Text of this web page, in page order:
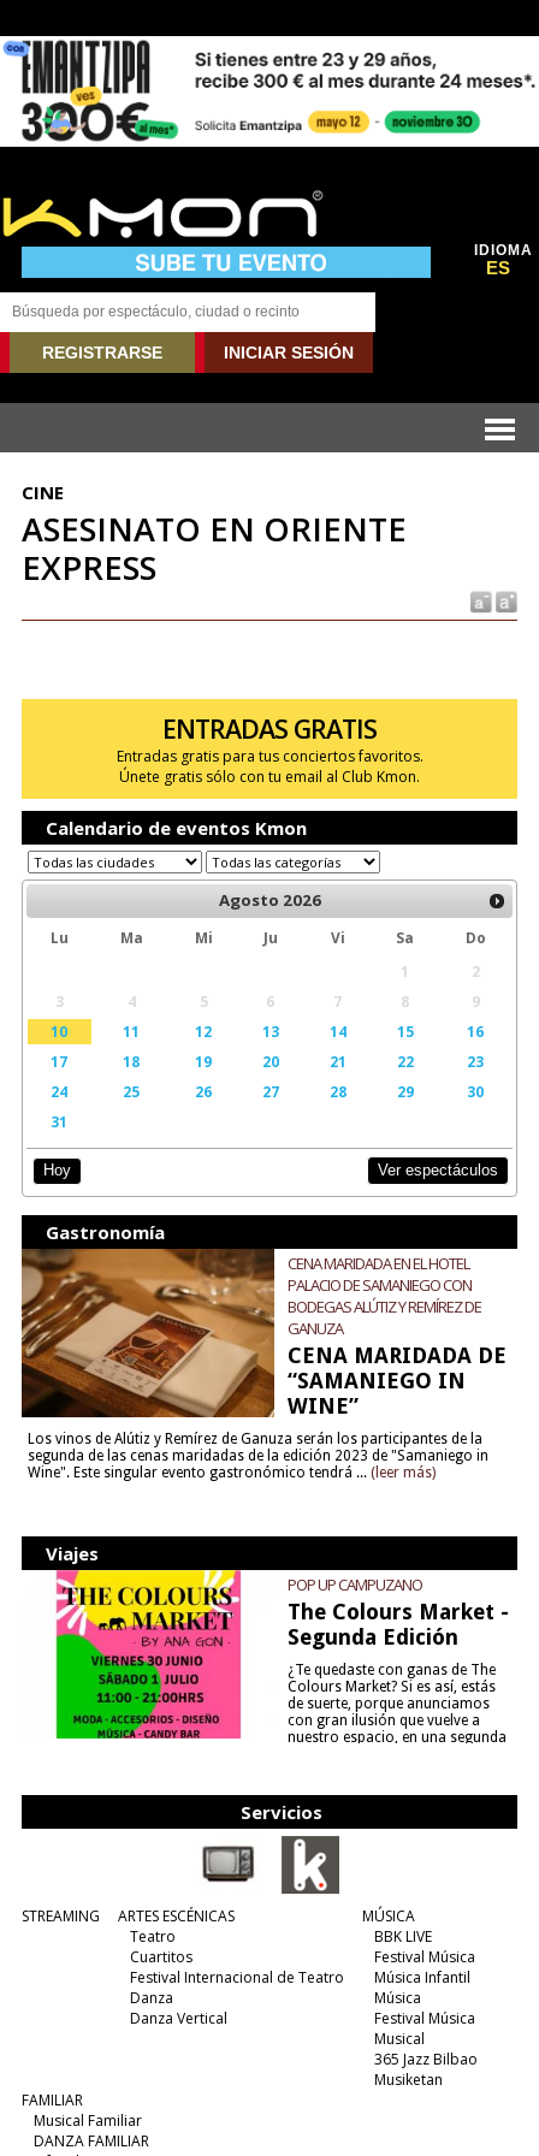
IDIOMA
ES
REGISTRARSE INICIAR SESIÓN
CINE
ASESINATO EN ORIENTE
EXPRESS
ENTRADAS GRATIS
Entradas gratis para tus conciertos favoritos.
Únete gratis sólo con tu email al Club Kmon.
Calendario de eventos Kmon
Agosto 2026
Lu Ma Mi Ju Vi Sa
Do
1
2
3
4 5 6 7 8
9
10
11 12 13 14 15
16
17
18 19 20 21 22
23
24
25 26 27 28 29
30
31
Hoy Ver espectáculos
Gastronomía
CENA MARIDADA EN EL HOTEL
PALACIO DE SAMANIEGO CON
BODEGAS ALÚTIZ Y REMÍREZ DE
GANUZA
CENA MARIDADA DE
“SAMANIEGO IN
WINE”
Los vinos de Alútiz y Remírez de Ganuza serán los participantes de la
segunda de las cenas maridadas de la edición 2023 de "Samaniego in
Wine". Este singular evento gastronómico tendrá ... (leer más)
Viajes
POP UP CAMPUZANO
The Colours Market -
Segunda Edición
¿Te quedaste con ganas de The
Colours Market? Si es así, estás
de suerte, porque anunciamos
con gran ilusión que vuelve a
nuestro espacio, en una segunda
Servicios
STREAMING
ARTES ESCÉNICAS
Teatro
Cuartitos
Festival Internacional de Teatro
Danza
Danza Vertical
MÚSICA
BBK LIVE
Festival Música
Música Infantil
Música
Festival Música
Musical
365 Jazz Bilbao
Musiketan
FAMILIAR
Musical Familiar
DANZA FAMILIAR